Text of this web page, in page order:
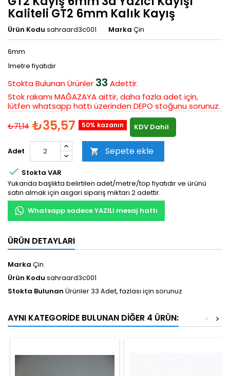
Kaliteli GT2 6mm Kalık Kayış
Ürün Kodu sahraard3c001 Marka Çin
6mm
1metre fiyatıdır
Stokta BulunanÜrünler 33 Adettir.
Stok rakamı MAĞAZAYA aittir, daha fazla adet için,
lütfen whatsapp hattı üzerinden DEPO stoğunu sorunuz.
₺71,14 ₺35,57 50% kazanın KDV Dahil
Adet  Sepete ekle
 Stokta VAR
Yukarıda başlıkta belirtilen adet/metre/top fiyatıdır ve ürünü
satın almak için asgari sipariş miktarı 2 adettir.
Whatsapp sadece YAZILI mesaj hattı
ÜRÜN DETAYLARI
Marka Çin
Ürün Kodu sahraard3c001
Stokta Bulunan Ürünler 33 Adet, fazlası için sorunuz
AYNI KATEGORIDE BULUNAN DIĞER 4 ÜRÜN: >
<